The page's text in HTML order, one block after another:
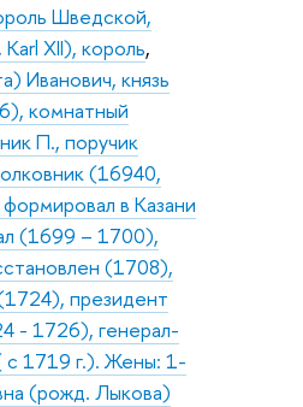
Шведской,
XII), король,
Иванович, князь
комнатный
П., поручик
(16940,
в Казани
(1699 – 1700),
(1708),
президент
- 1726), генерал-
с 1719 г.). Жены: 1-
(рожд. Лыкова)